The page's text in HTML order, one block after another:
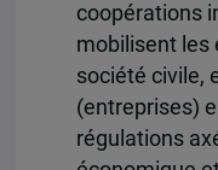
coopérations
mobilisent les
société civile,
(entreprises)
régulations